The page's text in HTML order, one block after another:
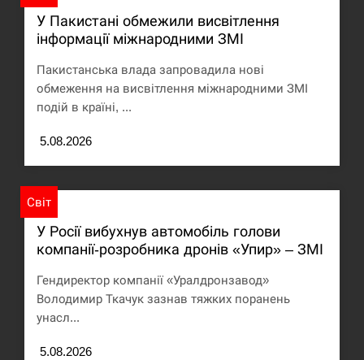
Украины, несмотря на сомнения…
СЕРПЕНЬ
12:40
Латвія готова направити до 20 військових для
розблокування Ормузької протоки
СЕРПЕНЬ
12:23
переправу, склады и другие важные объекты…
СЕРПЕНЬ
12:10
циклоспорозу, захворіли понад 10 тисяч…
СЕРПЕНЬ
У Пакистані обмежили висвітлення
інформації міжнародними ЗМІ
Пакистанська влада запровадила нові
обмеження на висвітлення міжнародними ЗМІ
подій в країні, ...
5.08.2026
Світ
У Росії вибухнув автомобіль голови
компанії-розробника дронів «Упир» – ЗМІ
Гендиректор компанії «Уралдронзавод»
Володимир Ткачук зазнав тяжких поранень
унасл...
5.08.2026